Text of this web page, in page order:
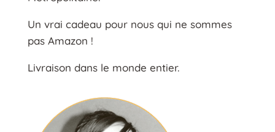
Un vrai cadeau pour nous qui ne sommes
pas Amazon !
Livraison dans le monde entier.